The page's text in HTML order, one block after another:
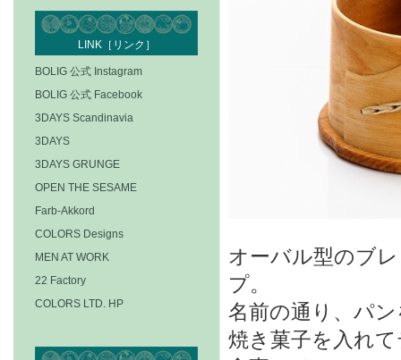
オーバル型のブ
プ。
名前の通り、パ
焼き菓子を入れ
LINK［リンク］
BOLIG 公式 Instagram
BOLIG 公式 Facebook
3DAYS Scandinavia
3DAYS
3DAYS GRUNGE
OPEN THE SESAME
Farb-Akkord
COLORS Designs
MEN AT WORK
22 Factory
COLORS LTD. HP